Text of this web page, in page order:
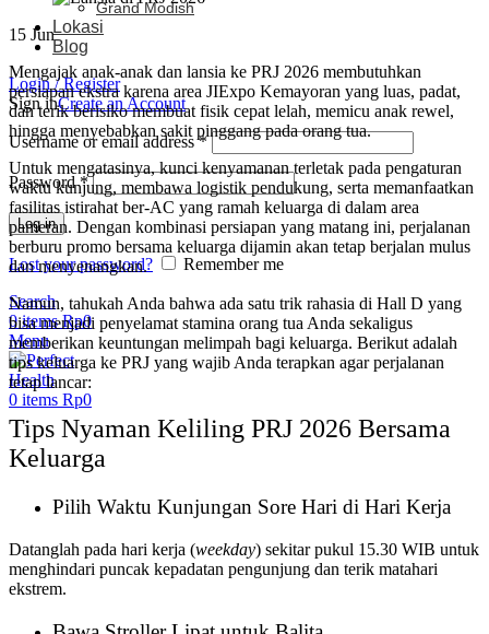
Grand Modish
Lokasi
Blog
Login / Register
Sign inCreate an Account
Username or email address*
Password*
Log in
Lost your password?
Remember me
Search
0items Rp0
Menu
0 items Rp0
15 Jun
Mengajak anak-anak dan lansia ke PRJ 2026 membutuhkan
persiapan ekstra karena area JIExpo Kemayoran yang luas, padat,
dan terik berisiko membuat fisik cepat lelah, memicu anak rewel,
hingga menyebabkan sakit pinggang pada orang tua.
Untuk mengatasinya, kunci kenyamanan terletak pada pengaturan
waktu kunjung, membawa logistik pendukung, serta memanfaatkan
fasilitas istirahat ber-AC yang ramah keluarga di dalam area
pameran. Dengan kombinasi persiapan yang matang ini, perjalanan
berburu promo bersama keluarga dijamin akan tetap berjalan mulus
dan menyenangkan.
Namun, tahukah Anda bahwa ada satu trik rahasia di Hall D yang
bisa menjadi penyelamat stamina orang tua Anda sekaligus
memberikan keuntungan melimpah bagi keluarga. Berikut adalah
tips keluarga ke PRJ yang wajib Anda terapkan agar perjalanan
tetap lancar:
Tips Nyaman Keliling PRJ 2026 Bersama
Keluarga
Pilih Waktu Kunjungan Sore Hari di Hari Kerja
Datanglah pada hari kerja (weekday) sekitar pukul 15.30 WIB untuk
menghindari puncak kepadatan pengunjung dan terik matahari
ekstrem.